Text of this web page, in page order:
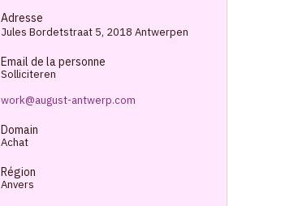
Adresse
Jules Bordetstraat 5, 2018 Antwerpen
Email de la personne
Solliciteren
work@august-antwerp.com
Domain
Achat
Région
Anvers